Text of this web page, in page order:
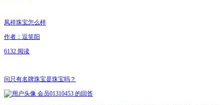
凤祥珠宝怎么样
作者：逗笑阳
6132 阅读
问只有名牌珠宝是珠宝吗？
会员01310453 的回答